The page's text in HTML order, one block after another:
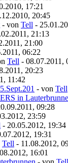
17:21
20:45
- von Tell -
21:13
21:00
06:22
Tell - 08.07.2011,
20:23
11:42
- von Tell
in
09:28
23:59
- 20.05.2012, 19:34
19:31
Tell - 11.08.2012,
16:01